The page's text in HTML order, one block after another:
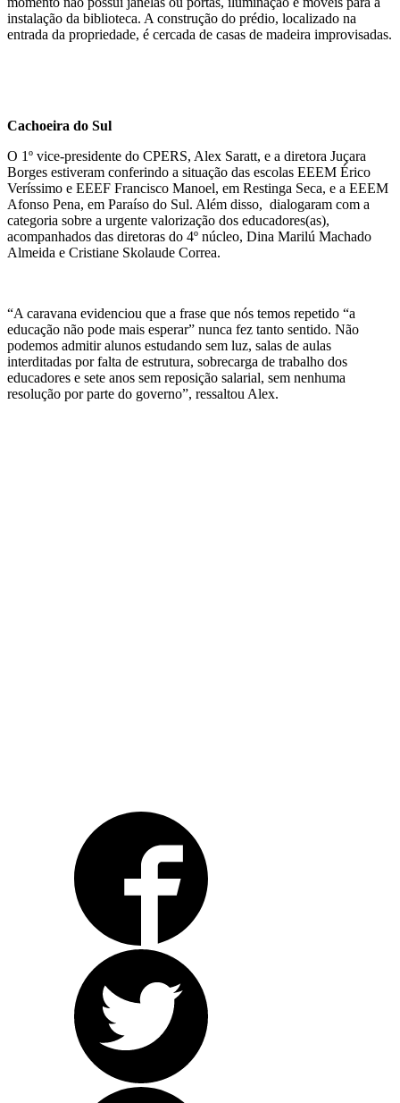
instalação da biblioteca. A construção do prédio, localizado na
entrada da propriedade, é cercada de casas de madeira improvisadas.
Cachoeira do Sul
O 1º vice-presidente do CPERS, Alex Saratt, e a diretora Juçara
Borges estiveram conferindo a situação das escolas EEEM Érico
Veríssimo e EEEF Francisco Manoel, em Restinga Seca, e a EEEM
Afonso Pena, em Paraíso do Sul. Além disso, dialogaram com a
categoria sobre a urgente valorização dos educadores(as),
acompanhados das diretoras do 4º núcleo, Dina Marilú Machado
Almeida e Cristiane Skolaude Correa.
“A caravana evidenciou que a frase que nós temos repetido “a
educação não pode mais esperar” nunca fez tanto sentido. Não
podemos admitir alunos estudando sem luz, salas de aulas
interditadas por falta de estrutura, sobrecarga de trabalho dos
educadores e sete anos sem reposição salarial, sem nenhuma
resolução por parte do governo”, ressaltou Alex.